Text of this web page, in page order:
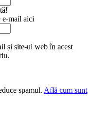
e-mail aici
și site-ul web în acest
spamul. Află cum sunt